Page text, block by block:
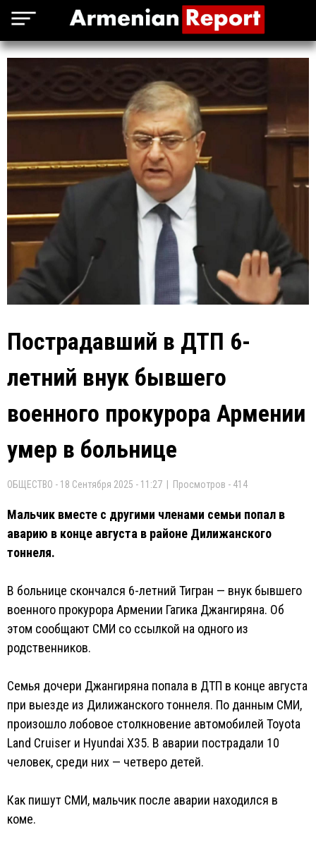
Пострадавший в ДТП 6-
летний внук бывшего
военного прокурора Армении
умер в больнице
ОБЩЕСТВО - 18 Сентября 2025 - 11:27 | Просмотров - 414
Мальчик вместе с другими членами семьи попал в
аварию в конце августа в районе Дилижанского
тоннеля.
В больнице скончался 6-летний Тигран — внук бывшего
военного прокурора Армении Гагика Джангиряна. Об
этом сообщают СМИ со ссылкой на одного из
родственников.
Семья дочери Джангиряна попала в ДТП в конце августа
при выезде из Дилижанского тоннеля. По данным СМИ,
произошло лобовое столкновение автомобилей Toyota
Land Cruiser и Hyundai X35. В аварии пострадали 10
человек, среди них — четверо детей.
Как пишут СМИ, мальчик после аварии находился в
коме.